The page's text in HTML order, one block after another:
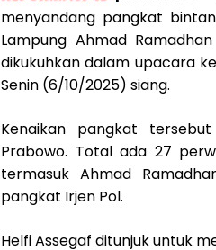
menyandang pangkat
Lampung Ahmad
dikukuhkan dalam upacara
Senin (6/10/2025) siang.
Kenaikan pangkat
Prabowo. Total ada 27
termasuk Ahmad
pangkat Irjen Pol.
Helfi Assegaf ditunjuk untuk